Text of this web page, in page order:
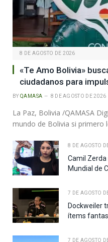
8 DE AGOSTO DE 2026
«Te Amo Bolivia»
ciudadanos para
BY QAMASA 8 DE AGOSTO DE 2026
La Paz, Bolivia /QAMASA
mundo de Bolivia si primero
8 DE AGOSTO
Camil
Mundial de
7 DE AGOSTO
Dockweiler
ítems
7 DE AGOSTO